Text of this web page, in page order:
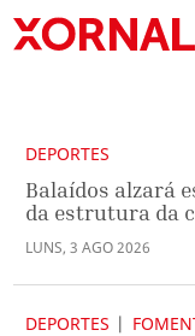
DEPORTES
Balaídos alzará
da estrutura da
LUNS, 3 AGO2026
DEPORTES